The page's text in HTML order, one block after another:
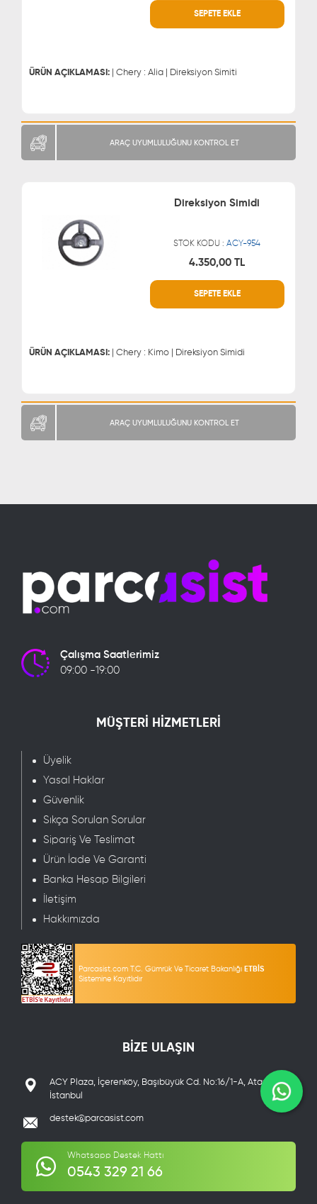
SEPETE EKLE
ÜRÜN AÇIKLAMASI: | Chery : Alia | Direksiyon Simiti
MÜŞTERİ HİZMETLERİ
ARAÇ UYUMLULUĞUNU KONTROL ET
Direksiyon Simidi
STOK KODU :ACY-954
4.350,00 TL
SEPETE EKLE
ÜRÜN AÇIKLAMASI: | Chery : Kimo | Direksiyon Simidi
MÜŞTERİ HİZMETLERİ
ARAÇ UYUMLULUĞUNU KONTROL ET
Çalışma Saatlerimiz
09:00 -19:00
MÜŞTERİ HİZMETLERİ
Üyelik
Yasal Haklar
Güvenlik
Sıkça Sorulan Sorular
Sipariş Ve Teslimat
Ürün İade Ve Garanti
Banka Hesap Bilgileri
İletişim
Hakkımızda
Parcasist.com T.C. Gümrük Ve Ticaret Bakanlığı ETBİS
Sistemine Kayıtlıdır
BİZE ULAŞIN
ACY Plaza, İçerenköy, Başıbüyük Cd. No:16/1-A, Ataşehir/
İstanbul
destek@parcasist.com
Whatsapp Destek Hattı
0543 329 21 66